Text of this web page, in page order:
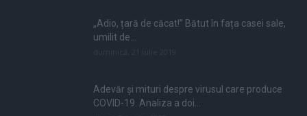
„Adio, țară de căcat!” Bătut în fața casei sale,
umilit de...
Adevăr și mituri despre virusul care produce
COVID-19. Analiza a doi...